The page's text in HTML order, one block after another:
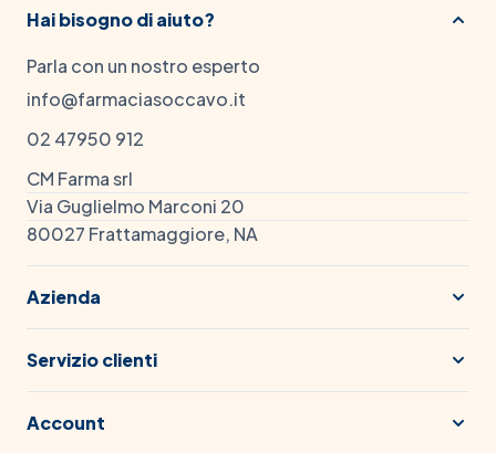
Hai bisogno di aiuto?
Parla con un nostro esperto
info@farmaciasoccavo.it
02 47950 912
CM Farma srl
Via Guglielmo Marconi 20
80027 Frattamaggiore, NA
Azienda
Servizio clienti
Account